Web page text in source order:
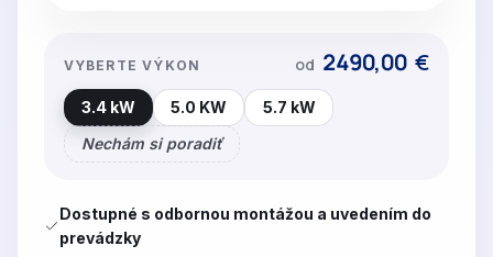
VYBERTE VÝKON od 2490,00 €
3.4 kW 5.0 KW
5.7 kW
Nechám si poradiť
Dostupné s odbornou montážou a uvedením do
prevádzky